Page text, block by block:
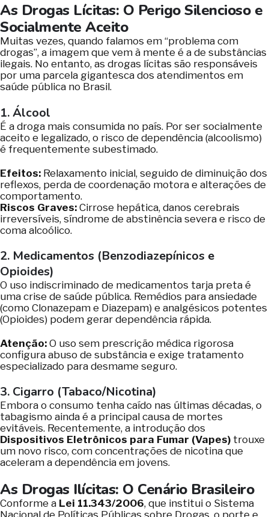
As Drogas Lícitas: O Perigo Silencioso e
Socialmente Aceito
Muitas vezes, quando falamos em “problema com
drogas”, a imagem que vem à mente é a de substâncias
ilegais. No entanto, as drogas lícitas são responsáveis
por uma parcela gigantesca dos atendimentos em
saúde pública no Brasil.
1. Álcool
É a droga mais consumida no país. Por ser socialmente
aceito e legalizado, o risco de dependência (alcoolismo)
é frequentemente subestimado.
Efeitos: Relaxamento inicial, seguido de diminuição dos
reflexos, perda de coordenação motora e alterações de
comportamento.
Riscos Graves: Cirrose hepática, danos cerebrais
irreversíveis, síndrome de abstinência severa e risco de
coma alcoólico.
2. Medicamentos (Benzodiazepínicos e
Opioides)
O uso indiscriminado de medicamentos tarja preta é
uma crise de saúde pública. Remédios para ansiedade
(como Clonazepam e Diazepam) e analgésicos potentes
(Opioides) podem gerar dependência rápida.
Atenção: O uso sem prescrição médica rigorosa
configura abuso de substância e exige tratamento
especializado para desmame seguro.
3. Cigarro (Tabaco/Nicotina)
Embora o consumo tenha caído nas últimas décadas, o
tabagismo ainda é a principal causa de mortes
evitáveis. Recentemente, a introdução dos
Dispositivos Eletrônicos para Fumar (Vapes) trouxe
um novo risco, com concentrações de nicotina que
aceleram a dependência em jovens.
As Drogas Ilícitas: O Cenário Brasileiro
Conforme a Lei 11.343/2006, que institui o Sistema
Nacional de Políticas Públicas sobre Drogas, o porte e